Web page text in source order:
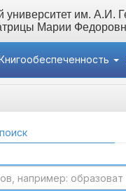
университет им. А.И.
Марии